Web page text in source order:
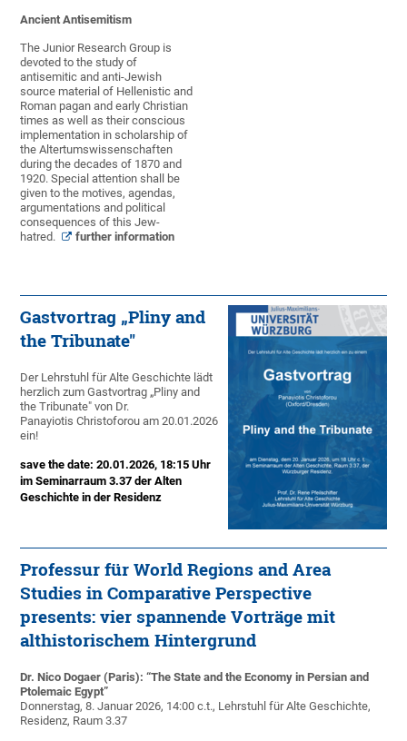
Ancient Antisemitism
The Junior Research Group is
devoted to the study of
antisemitic and anti-Jewish
source material of Hellenistic and
Roman pagan and early Christian
times as well as their conscious
implementation in scholarship of
the Altertumswissenschaften
during the decades of 1870 and
1920. Special attention shall be
given to the motives, agendas,
argumentations and political
consequences of this Jew-
hatred.
further information
Gastvortrag „Pliny and
the Tribunate"
Der Lehrstuhl für Alte Geschichte lädt
herzlich zum Gastvortrag „Pliny and
the Tribunate" von Dr.
Panayiotis Christoforou am 20.01.2026
ein!
save the date: 20.01.2026, 18:15 Uhr
im Seminarraum 3.37 der Alten
Geschichte in der Residenz
Professur für World Regions and Area
Studies in Comparative Perspective
presents: vier spannende Vorträge mit
althistorischem Hintergrund
Dr. Nico Dogaer (Paris): “The State and the Economy in Persian and
Ptolemaic Egypt”
Donnerstag, 8. Januar 2026, 14:00 c.t., Lehrstuhl für Alte Geschichte,
Residenz, Raum 3.37